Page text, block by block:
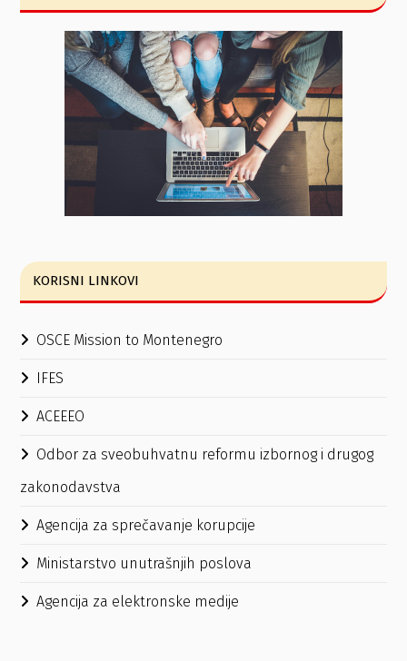
KORISNI LINKOVI
OSCE Mission to Montenegro
IFES
ACEEEO
Odbor za sveobuhvatnu reformu izbornog i drugog
zakonodavstva
Agencija za sprečavanje korupcije
Ministarstvo unutrašnjih poslova
Agencija za elektronske medije